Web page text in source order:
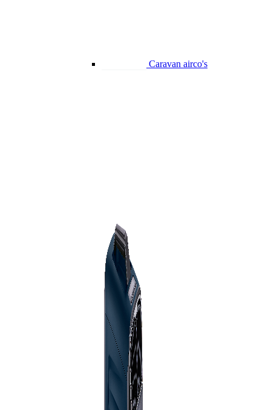
Caravan airco's